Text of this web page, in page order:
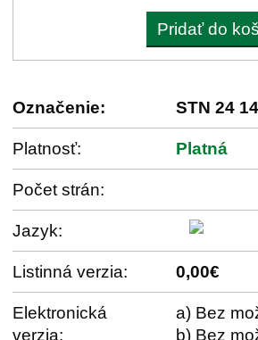
Pridať do
Označenie: STN 24
Platnosť: Platná
Počet strán:
Jazyk:
Listinná verzia: 0,00€
Elektronická
verzia:
a) Bez
b) Bez